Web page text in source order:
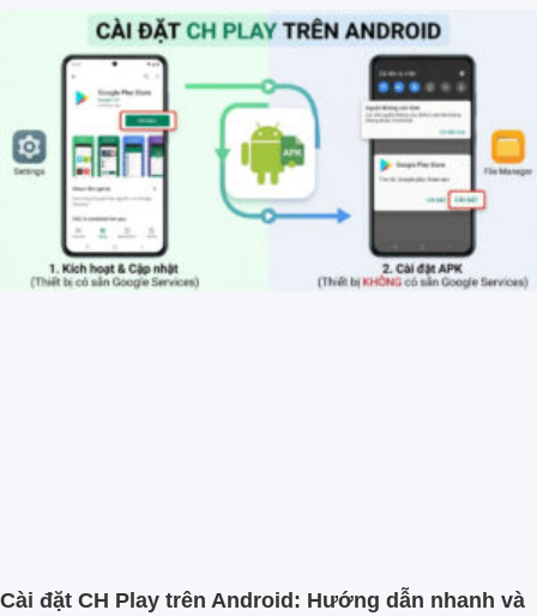
Cài đặt CH Play trên Android: Hướng dẫn nhanh và